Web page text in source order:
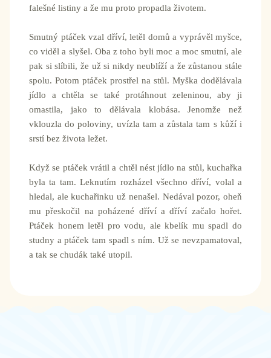
falešné listiny a že mu proto propadla životem.
Smutný ptáček vzal dříví, letěl domů a vyprávěl myšce,
co viděl a slyšel. Oba z toho byli moc a moc smutní, ale
pak si slíbili, že už si nikdy neublíží a že zůstanou stále
spolu. Potom ptáček prostřel na stůl. Myška dodělávala
jídlo a chtěla se také protáhnout zeleninou, aby ji
omastila, jako to dělávala klobása. Jenomže než
vklouzla do poloviny, uvízla tam a zůstala tam s kůží i
srstí bez života ležet.
Když se ptáček vrátil a chtěl nést jídlo na stůl, kuchařka
byla ta tam. Leknutím rozházel všechno dříví, volal a
hledal, ale kuchařinku už nenašel. Nedával pozor, oheň
mu přeskočil na poházené dříví a dříví začalo hořet.
Ptáček honem letěl pro vodu, ale kbelík mu spadl do
studny a ptáček tam spadl s ním. Už se nevzpamatoval,
a tak se chudák také utopil.